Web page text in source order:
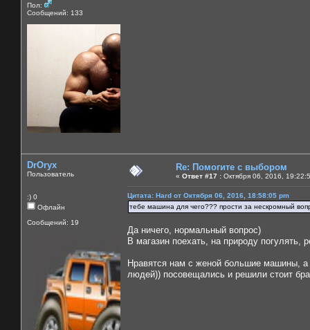
Пол:
Сообщений: 133
DrOryx
Пользователь
:) 0
Офлайн
Сообщений: 19
Re: Помогите с выбором
« Ответ #17 : Октября 06, 2016,
Цитата: Hard от Октября 06, 2016, 18:58:05 pm
тебе машина для чего??? прости за нескромный
Да ничего, нормальный вопрос)
В магазин поехать, на природу погулять,
Нравятся нам с женой большие машины, а
людей)) посовещались и решили стоит